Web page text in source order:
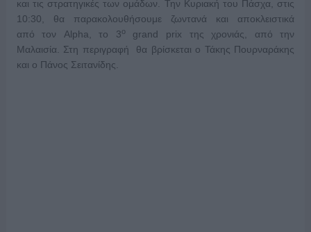
και τις στρατηγικές των ομάδων. Την Κυριακή του Πάσχα, στις
10:30, θα παρακολουθήσουμε ζωντανά και αποκλειστικά
από τον Alpha, το 3ο
grand prix της χρονιάς, από την
Μαλαισία. Στη περιγραφή θα βρίσκεται ο Τάκης Πουρναράκης
και ο Πάνος Σειτανίδης.